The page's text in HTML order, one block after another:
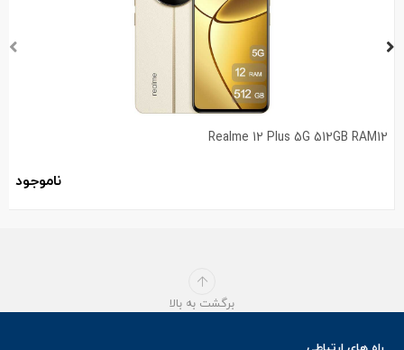
Realme 12 Plus 5G 512GB RAM12
ناموجود
برگشت به بالا